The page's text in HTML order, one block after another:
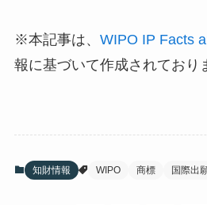
※本記事は、 WIPO IP Facts
報に基づいて作成されており
知財情報 WIPO 商標 国際出